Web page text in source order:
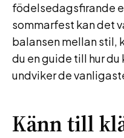
födelsedagsfirande
sommarfest kan det
balansen mellan stil,
du en guide till hur
undviker de
Känn till